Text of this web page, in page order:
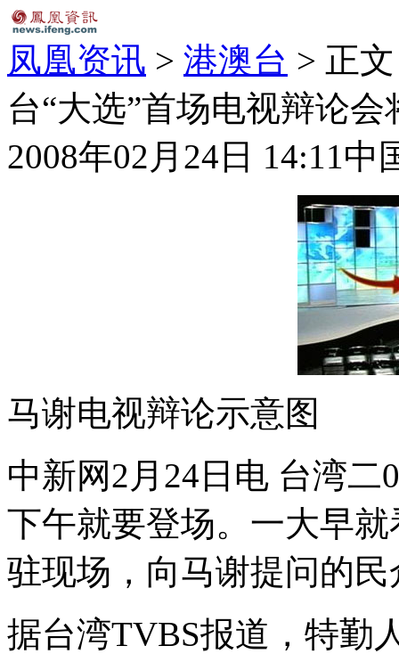
凤凰资讯 > 港澳台 > 正文
台“大选”首场电视辩论
2008年02月24日 14:11中
马谢电视辩论示意图
中新网2月24日电 台湾二
下午就要登场。一大早
驻现场，向马谢提问的
据台湾TVBS报道，特勤